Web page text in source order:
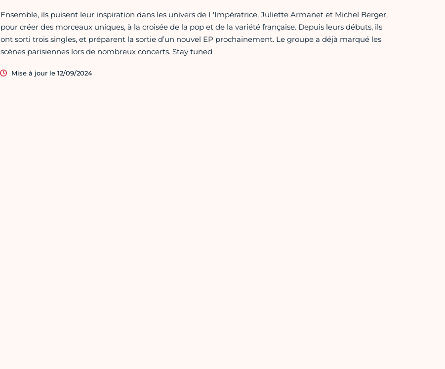
Ensemble, ils puisent leur inspiration dans les univers de L'Impératrice, Juliette Armanet et Michel Berger,
pour créer des morceaux uniques, à la croisée de la pop et de la variété française. Depuis leurs débuts, ils
ont sorti trois singles, et préparent la sortie d’un nouvel EP prochainement. Le groupe a déjà marqué les
scènes parisiennes lors de nombreux concerts. Stay tuned
Mise à jour le 12/09/2024